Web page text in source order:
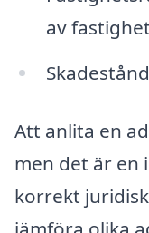
av
Att anlita en
men det är en
korrekt